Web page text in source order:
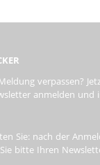
verpassen?
anmelden und
Sie: nach der
bitte Ihren